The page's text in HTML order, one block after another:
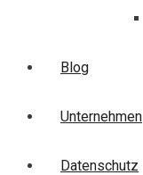
Blog
Unternehmen
Datenschutz